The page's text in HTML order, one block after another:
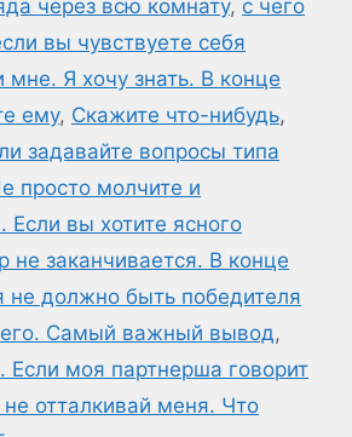
через всю комнату, с чего
вы чувствуете себя
мне. Я хочу знать. В конце
ему, Скажите что-нибудь,
задавайте вопросы типа
просто молчите и
Если вы хотите ясного
не заканчивается. В конце
не должно быть победителя
Самый важный вывод,
Если моя партнерша говорит
не отталкивай меня. Что